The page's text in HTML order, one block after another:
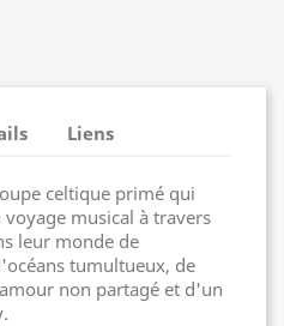
Liens
celtique primé qui
musical à travers
leur monde de
tumultueux, de
non partagé et d'un